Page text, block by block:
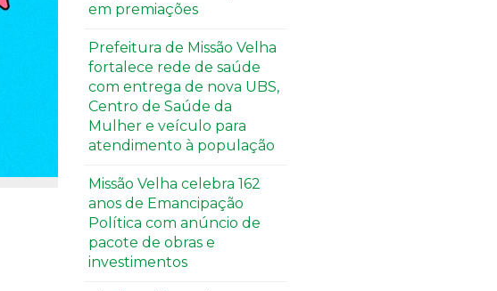
em premiações
Prefeitura de Missão Velha
fortalece rede de saúde
com entrega de nova UBS,
Centro de Saúde da
Mulher e veículo para
atendimento à população
Missão Velha celebra 162
anos de Emancipação
Política com anúncio de
pacote de obras e
investimentos